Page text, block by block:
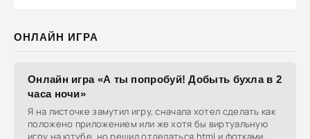
ОНЛАЙН ИГРА
Онлайн игра «А ты попробуй! Добыть бухла в 2
часа ночи»
Я на листочке замутил игру, сначала хотел сделать как
положено приложением или же хотя бы виртуальную
игру на ютубе, но решил отделаться html и фотками,